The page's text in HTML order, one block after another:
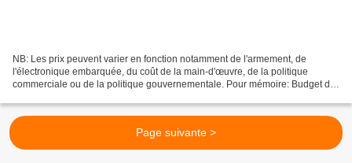
NB: Les prix peuvent varier en fonction notamment de l'armement, de
l'électronique embarquée, du coût de la main-d'œuvre, de la politique
commerciale ou de la politique gouvernementale. Pour mémoire: Budget de
Page suivante >